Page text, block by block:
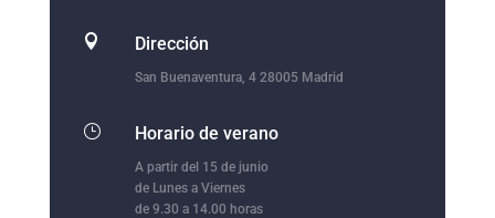
 Dirección
San Buenaventura, 4 28005 Madrid
} Horario de verano
A partir del 15 de junio
de Lunes a Viernes
de 9.30 a 14.00 horas